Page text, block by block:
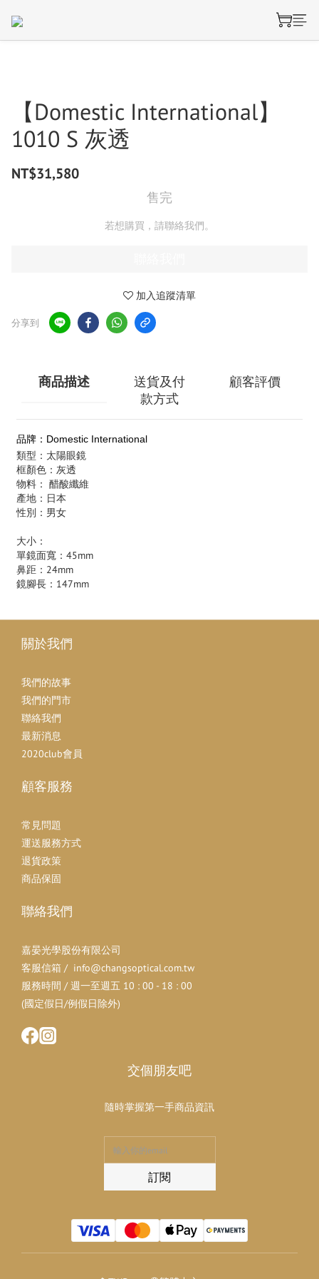
【Domestic International】
1010 S 灰透
NT$31,580
售完
若想購買，請聯絡我們。
加入追蹤清單
分享到
商品描述
送貨及付
款方式
顧客評價
品牌：Domestic International
類型：太陽眼鏡
框顏色：灰透
物料： 醋酸纖維
產地：日本
性別：男女
大小：
單鏡面寬：45mm
鼻距：24mm
鏡腳長：147mm
關於我們
我們的故事
我們的門市
聯絡我們
最新消息
2020club會員
顧客服務
常見問題
運送服務方式
退貨政策
商品保固
聯絡我們
嘉晏光學股份有限公司
客服信箱 / info@changsoptical.com.tw
服務時間 / 週一至週五 10 : 00 - 18 : 00
(國定假日/例假日除外)
交個朋友吧
隨時掌握第一手商品資訊
訂閱